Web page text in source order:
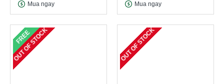
Mua ngay Mua ngay
FREE
OUT OF STOCK OUT OF STOCK